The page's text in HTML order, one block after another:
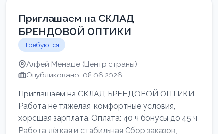
Приглашаем на СКЛАД
БРЕНДОВОЙ ОПТИКИ
Требуются
Алфей Менаше (Центр страны)
Опубликовано: 08.06.2026
Приглашаем на СКЛАД БРЕНДОВОЙ ОПТИКИ.
Работа не тяжелая, комфортные условия,
хорошая зарплата. Оплата: 40 ч бонусы до 45 ч
Работа лёгкая и стабильная Сбор заказов,